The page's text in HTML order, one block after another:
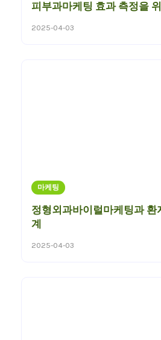
피부과마케팅 효과 측정을
2025-04-03
마케팅
정형외과바이럴마케팅과 환
계
2025-04-03